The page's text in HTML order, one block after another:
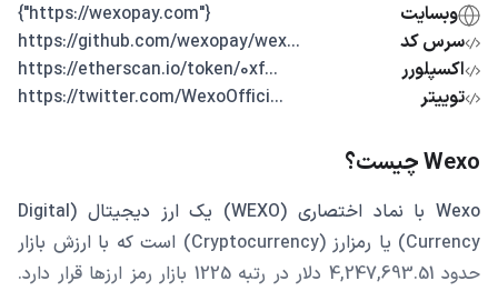
وبسایت
{"https://wexopay.com"}
سرس کد
...https://github.com/wexopay/wex
اکسپلورر
...https://etherscan.io/token/0xf
توییتر
...https://twitter.com/WexoOffici
Wexo چیست؟
Wexo با نماد اختصاری (WEXO) یک ارز دیجیتال (Digital
Currency) یا رمزارز (Cryptocurrency) است که با ارزش بازار
حدود 4,247,693.51 دلار در رتبه 1225 بازار رمز ارزها قرار دارد.